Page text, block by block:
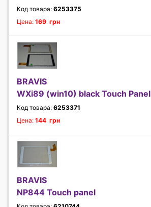
Код товара: 6253375
Цена: 169 грн
BRAVIS
WXi89 (win10) black Touch Panel
Код товара: 6253371
Цена: 144 грн
BRAVIS
NP844 Touch panel